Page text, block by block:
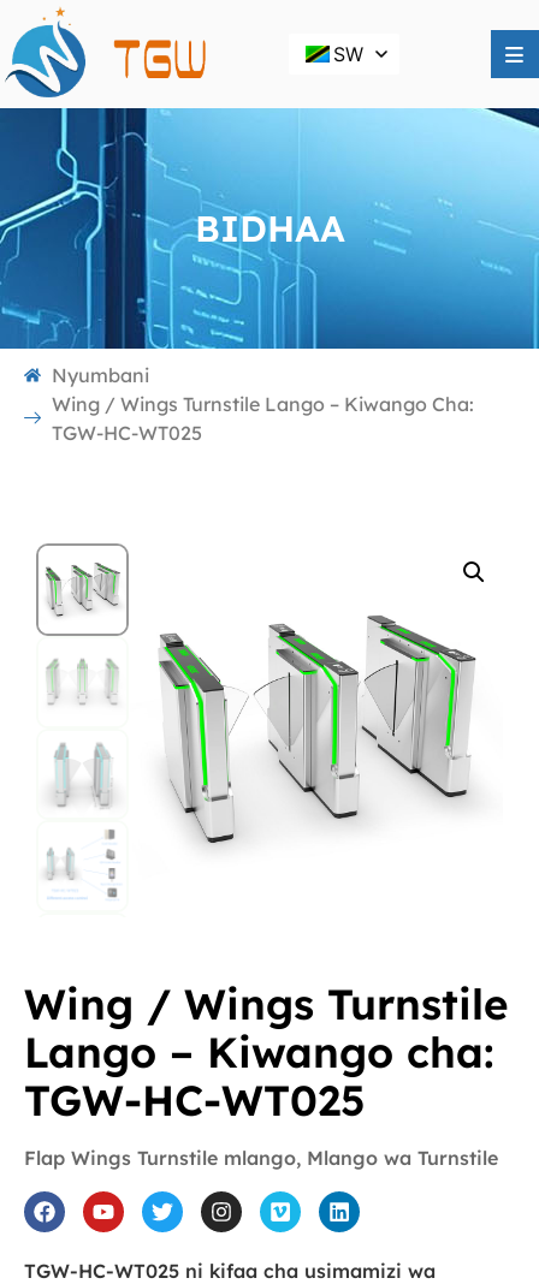
SW
BIDHAA
Nyumbani
Wing / Wings Turnstile Lango – Kiwango Cha:
TGW-HC-WT025
Wing / Wings Turnstile
Lango – Kiwango cha:
TGW-HC-WT025
Flap Wings Turnstile mlango, Mlango wa Turnstile
TGW-HC-WT025 ni kifaa cha usimamizi wa